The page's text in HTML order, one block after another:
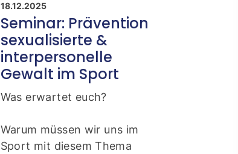
18.12.2025
Seminar: Prävention
sexualisierte &
interpersonelle
Gewalt im Sport
Was erwartet euch?
Warum müssen wir uns im
Sport mit diesem Thema